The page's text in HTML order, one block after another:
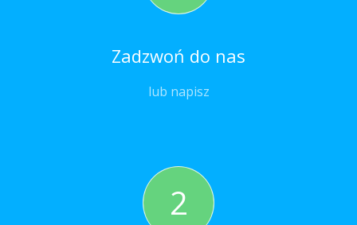
Zadzwoń do nas
lub napisz
2